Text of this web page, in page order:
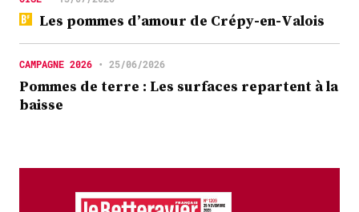
Les pommes d’amour de Crépy-en-Valois
CAMPAGNE 2026 • 25/06/2026
Pommes de terre : Les surfaces repartent à la
baisse